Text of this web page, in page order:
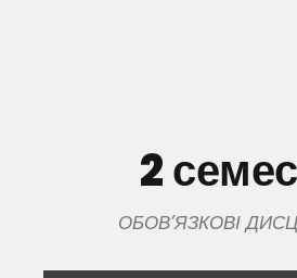
2
ОБОВ’ЯЗКОВІ